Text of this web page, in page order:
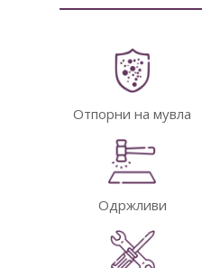
Отпорни на мувла
Одржливи